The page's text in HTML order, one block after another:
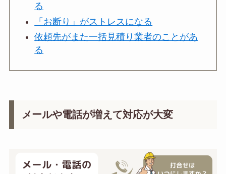
る
「お断り」がストレスになる
依頼先がまた一括見積り業者のことがあ
る
メールや電話が増えて対応が大変